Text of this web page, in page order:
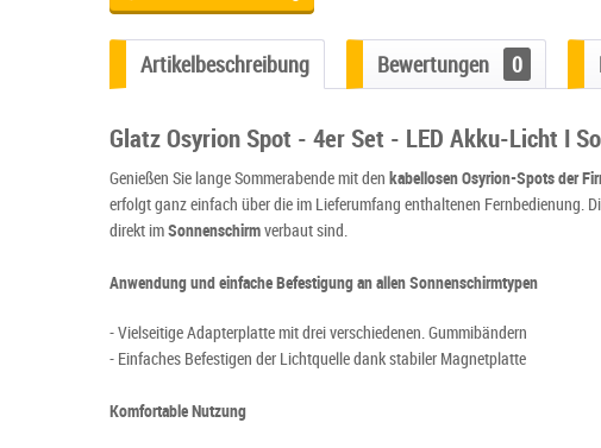
Artikelbeschreibung Bewertungen 0
Glatz Osyrion Spot - 4er Set - LED Akku-Licht I
Genießen Sie lange Sommerabende mit den kabellosen Osyrion-Spots der
erfolgt ganz einfach über die im Lieferumfang enthaltenen Fernbedienung.
direkt imSonnenschirmverbaut sind.
Anwendung und einfache Befestigung an allen Sonnenschirmtypen
- Vielseitige Adapterplatte mit drei verschiedenen. Gummibändern
- Einfaches Befestigen der Lichtquelle dank stabiler Magnetplatte
Komfortable Nutzung